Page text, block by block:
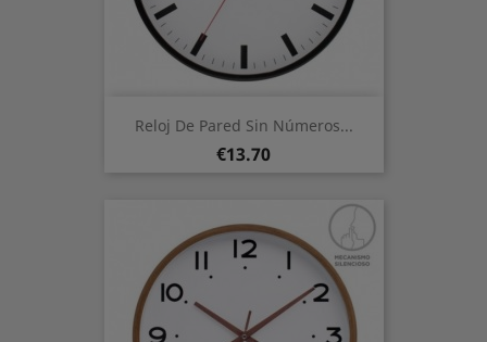
Reloj De Pared Sin Números...
Price
€13.70